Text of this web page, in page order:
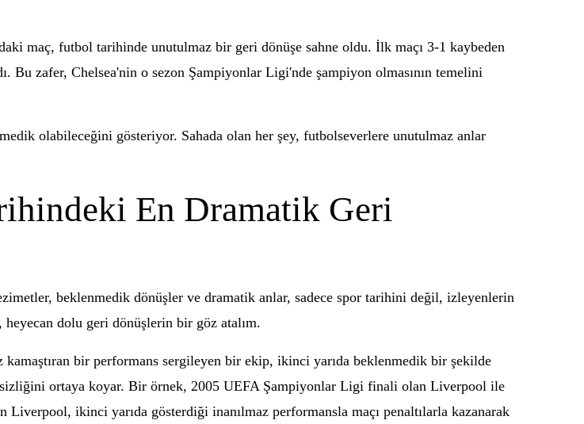
maç, futbol tarihinde unutulmaz bir geri dönüşe sahne oldu. İlk maçı 3-1 kaybeden
Bu zafer, Chelsea'nin o sezon Şampiyonlar Ligi'nde şampiyon olmasının temelini
olabileceğini gösteriyor. Sahada olan her şey, futbolseverlere unutulmaz anlar
En Dramatik Geri
beklenmedik dönüşler ve dramatik anlar, sadece spor tarihini değil, izleyenlerin
dolu geri dönüşlerin bir göz atalım.
bir performans sergileyen bir ekip, ikinci yarıda beklenmedik bir şekilde
ortaya koyar. Bir örnek, 2005 UEFA Şampiyonlar Ligi finali olan Liverpool ile
ikinci yarıda gösterdiği inanılmaz performansla maçı penaltılarla kazanarak